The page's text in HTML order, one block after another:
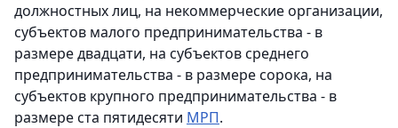
должностных лиц, на некоммерческие организации,
субъектов малого предпринимательства - в
размере двадцати, на субъектов среднего
предпринимательства - в размере сорока, на
субъектов крупного предпринимательства - в
размере ста пятидесяти МРП.